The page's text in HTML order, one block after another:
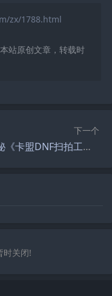
zx/1788.html
站原创文章，转载时
下一个
揭秘《卡盟DNF扫拍工具》：游戏黑市的自动化利器-《卡盟DNF扫拍工具》在地下城与勇士中的高效应用与争议
时关闭!